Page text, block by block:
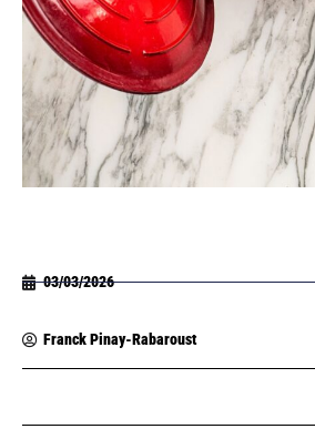
03/03/2026
Franck Pinay-Rabaroust